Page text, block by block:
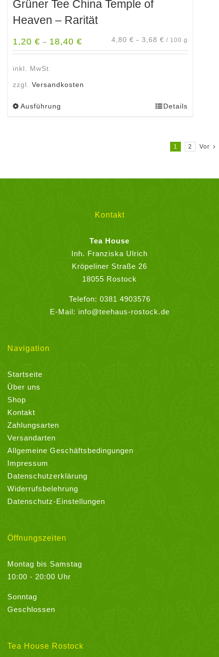
Grüner Tee China Temple of
Heaven – Rarität
1,20 € – 18,40 € 4,80 € – 3,68 € / 100 g
inkl. MwSt.
zzgl. Versandkosten
Ausführung
werden
Details
1 2 Vor
Kontakt
Tea House
Inh. Franziska Ulrich
Kröpeliner Straße 26
18055 Rostock
Telefon: 0381 4903576
E-Mail: info@teehaus-rostock.de
Navigation
Startseite
Über uns
Shop
Kontakt
Zahlungsarten
Versandarten
Allgemeine Geschäftsbedingungen
Impressum
Datenschutzerklärung
Widerrufsbelehrung
Datenschutz-Einstellungen
Öffnungszeiten
Montag bis Samstag
10:00 - 20:00 Uhr
Sonntag
Geschlossen
Tea House Rostock